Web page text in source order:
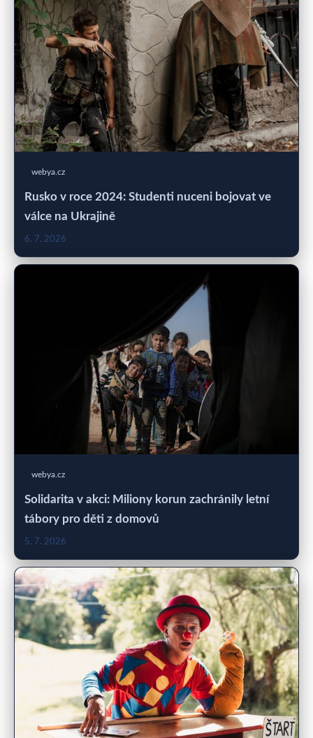
webya.cz
Rusko v roce 2024: Studenti nuceni bojovat ve
válce na Ukrajině
6. 7. 2026
webya.cz
Solidarita v akci: Miliony korun zachránily letní
tábory pro děti z domovů
5. 7. 2026